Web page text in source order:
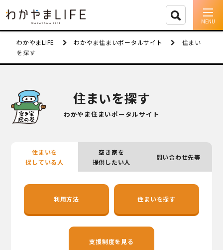
イベント情報
移住支援
しごと
市町村を探す
移住者インタビュー
動画
地域おこし協力隊
わかやまLIFE わかやま住まいポータルサイト
住まい
を探す
住まいを探す
わかやま住まいポータルサイト
住まいを
探している人
空き家を
提供したい人
問い合わせ先等
利用方法 住まいを探す
支援制度を見る